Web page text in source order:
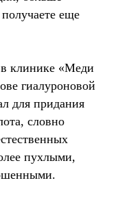
еще
клинике «Меди
гиалуроновой
для придания
словно
пухлыми,